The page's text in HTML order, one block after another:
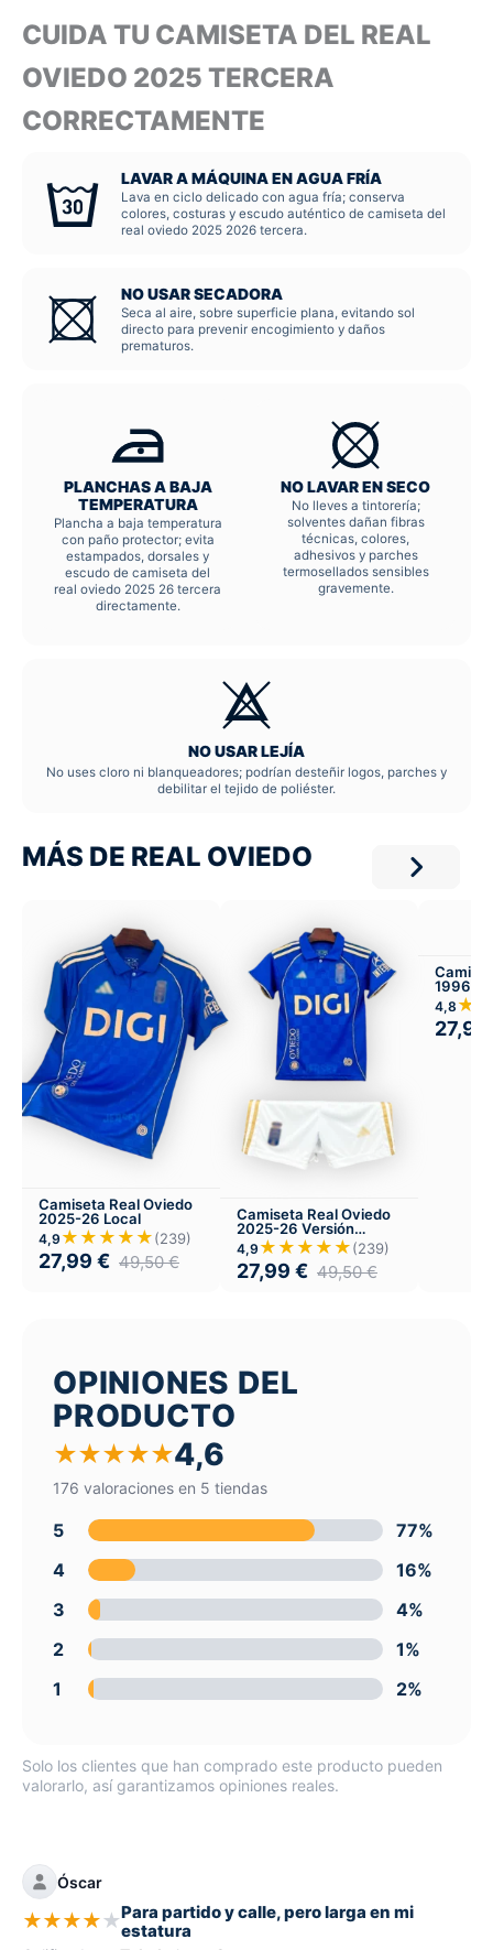
CUIDA TU CAMISETA DEL REAL
OVIEDO 2025 TERCERA
CORRECTAMENTE
LAVAR A MÁQUINA EN AGUA FRÍA
Lava en ciclo delicado con agua fría; conserva
colores, costuras y escudo auténtico de camiseta del
real oviedo 2025 2026 tercera.
NO USAR SECADORA
Seca al aire, sobre superficie plana, evitando sol
directo para prevenir encogimiento y daños
prematuros.
PLANCHAS A BAJA
TEMPERATURA
Plancha a baja temperatura
con paño protector; evita
estampados, dorsales y
escudo de camiseta del
real oviedo 2025 26 tercera
directamente.
NO LAVAR EN SECO
No lleves a tintorería;
solventes dañan fibras
técnicas, colores,
adhesivos y parches
termosellados sensibles
gravemente.
NO USAR LEJÍA
No uses cloro ni blanqueadores; podrían desteñir logos, parches y
debilitar el tejido de poliéster.
MÁS DE REAL OVIEDO
Camiseta Real Oviedo
2025-26 Local
4,9 ★★★★★(239)
27,99 € 49,50€
Camiseta Real Oviedo
2025-26 Versión
Infantil Local
4,9 ★★★★★(239)
27,99 € 49,50€
1996-
4,8
27,99
OPINIONES DEL
PRODUCTO
★★★★★4,6
176 valoraciones en 5 tiendas
5
77%
4
16%
3
4%
2
1%
1
2%
Solo los clientes que han comprado este producto pueden
valorarlo, así garantizamos opiniones reales.
Óscar
★★★★★Para partido y calle, pero larga en mi
estatura